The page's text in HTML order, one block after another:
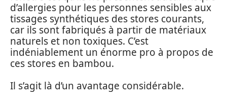
d’allergies pour les personnes sensibles aux
tissages synthétiques des stores courants,
car ils sont fabriqués à partir de matériaux
naturels et non toxiques. C’est
indéniablement un énorme pro à propos de
ces stores en bambou.
Il s’agit là d’un avantage considérable.